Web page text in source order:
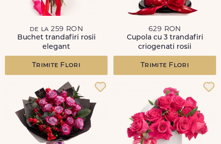
de la 259 RON
Buchet trandafiri rosii
elegant
Trimite Flori
629 RON
Cupola cu 3 trandafiri
criogenati rosii
Trimite Flori